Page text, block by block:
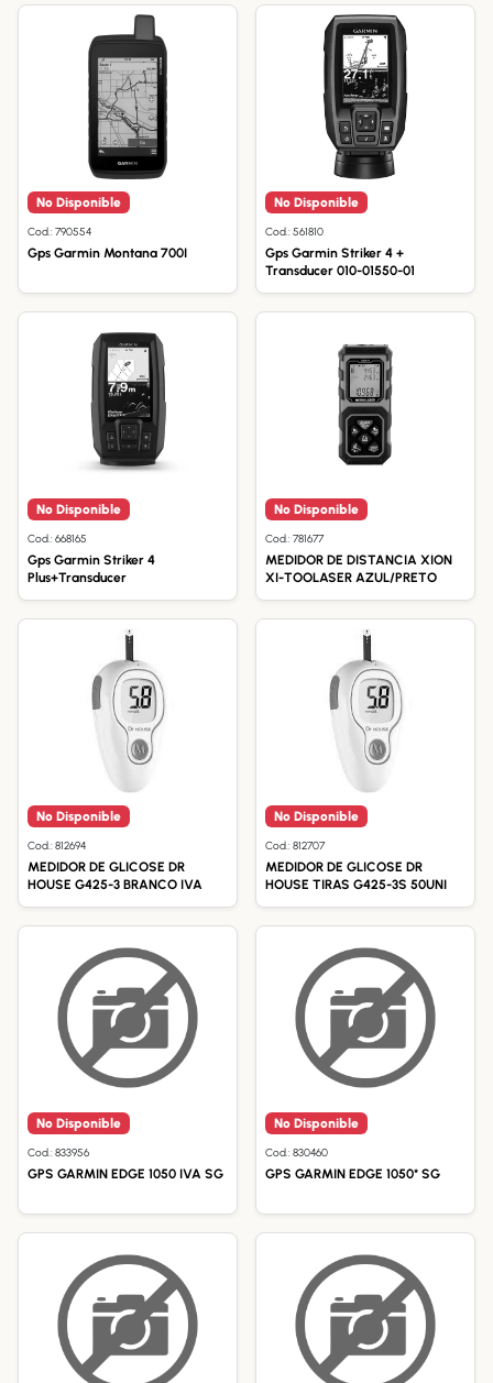
No Disponible
Cod.: 790554
Gps Garmin Montana 700I
No Disponible
Cod.: 561810
Gps Garmin Striker 4 +
Transducer 010-01550-01
No Disponible
Cod.: 668165
Gps Garmin Striker 4
Plus+Transducer
No Disponible
Cod.: 781677
MEDIDOR DE DISTANCIA XION
XI-TOOLASER AZUL/PRETO
No Disponible
Cod.: 812694
MEDIDOR DE GLICOSE DR
HOUSE G425-3 BRANCO IVA
No Disponible
Cod.: 812707
MEDIDOR DE GLICOSE DR
HOUSE TIRAS G425-3S 50UNI
No Disponible
Cod.: 833956
GPS GARMIN EDGE 1050 IVA SG
No Disponible
Cod.: 830460
GPS GARMIN EDGE 1050* SG